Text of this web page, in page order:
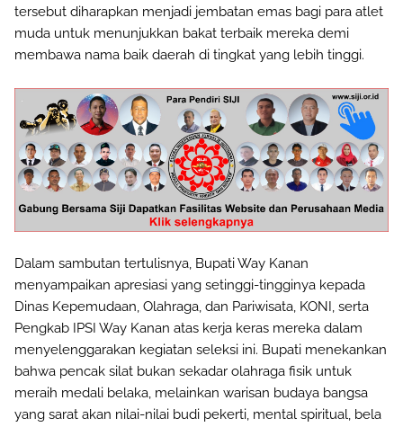
tersebut diharapkan menjadi jembatan emas bagi para atlet
muda untuk menunjukkan bakat terbaik mereka demi
membawa nama baik daerah di tingkat yang lebih tinggi.
Dalam sambutan tertulisnya, Bupati Way Kanan
menyampaikan apresiasi yang setinggi-tingginya kepada
Dinas Kepemudaan, Olahraga, dan Pariwisata, KONI, serta
Pengkab IPSI Way Kanan atas kerja keras mereka dalam
menyelenggarakan kegiatan seleksi ini. Bupati menekankan
bahwa pencak silat bukan sekadar olahraga fisik untuk
meraih medali belaka, melainkan warisan budaya bangsa
yang sarat akan nilai-nilai budi pekerti, mental spiritual, bela